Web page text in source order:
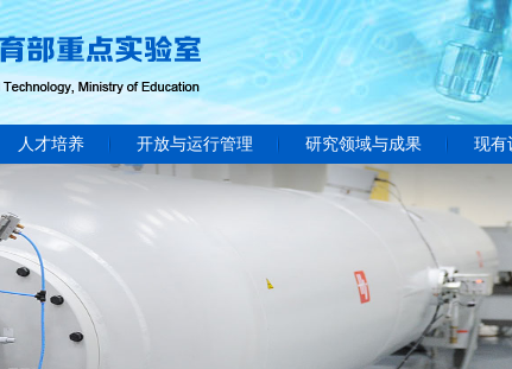
人才培养 开放与运行管理 研究领域与成果 现有